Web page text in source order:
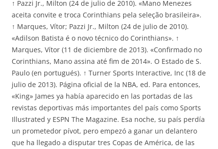
↑ Pazzi Jr., Milton (24 de julio de 2010). «Mano Menezes
aceita convite e troca Corinthians pela seleção brasileira».
↑ Marques, Vítor; Pazzi Jr., Milton (24 de julio de 2010).
«Adilson Batista é o novo técnico do Corinthians». ↑
Marques, Vítor (11 de diciembre de 2013). «Confirmado no
Corinthians, Mano assina até fim de 2014». O Estado de S.
Paulo (en portugués). ↑ Turner Sports Interactive, Inc (18 de
julio de 2013). Página oficial de la NBA, ed. Para entonces,
«King» James ya había aparecido en las portadas de las
revistas deportivas más importantes del país como Sports
Illustrated y ESPN The Magazine. Esa noche, su país perdía
un prometedor pívot, pero empezó a ganar un delantero
que ha llegado a disputar tres Copas de América, de las